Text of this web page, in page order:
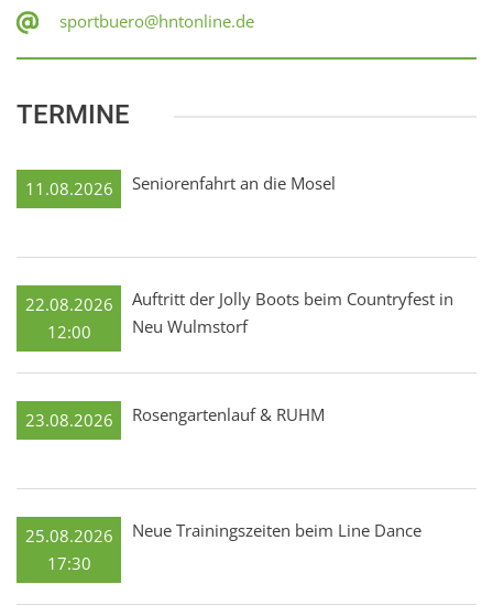
sportbuero@hntonline.de
TERMINE
11.08.2026 Seniorenfahrt an die Mosel
22.08.2026
12:00
Auftritt der Jolly Boots beim Countryfest in
Neu Wulmstorf
23.08.2026 Rosengartenlauf & RUHM
25.08.2026
17:30
Neue Trainingszeiten beim Line Dance